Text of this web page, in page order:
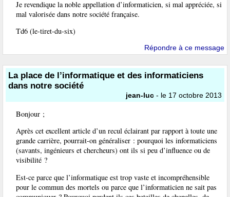
Je revendique la noble appellation d’informaticien, si mal appréciée, si
mal valorisée dans notre société française.
Td6 (le-tiret-du-six)
Répondre à ce message
La place de l’informatique et des informaticiens
dans notre société
jean-luc - le 17 octobre 2013
Bonjour ;
Après cet excellent article d’un recul éclairant par rapport à toute une
grande carrière, pourrait-on généraliser : pourquoi les informaticiens
(savants, ingénieurs et chercheurs) ont ils si peu d’influence ou de
visibilité ?
Est-ce parce que l’informatique est trop vaste et incompréhensible
pour le commun des mortels ou parce que l’informaticien ne sait pas